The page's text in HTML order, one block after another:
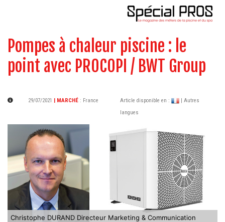
Pompes à chaleur piscine : le
point avec PROCOPI / BWT Group
29/07/2021 | MARCHÉ : France Article disponible en :
| Autres
langues
Christophe DURAND Directeur Marketing & Communication